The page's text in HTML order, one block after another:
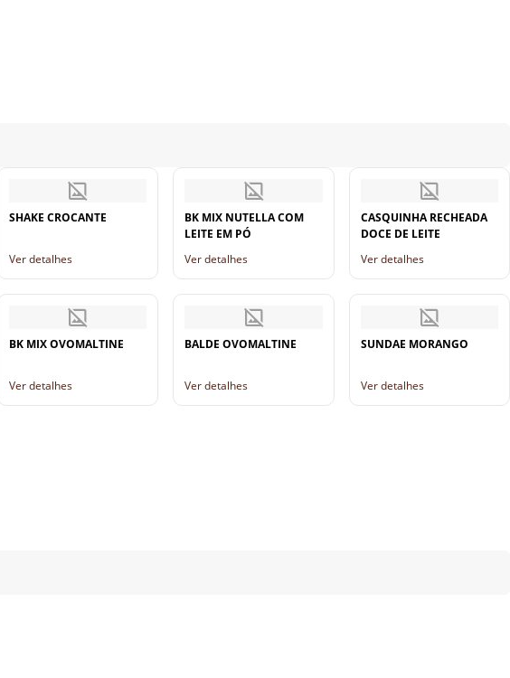
SHAKE CROCANTE
Ver detalhes
BK MIX NUTELLA COM
LEITE EM PÓ
Ver detalhes
CASQUINHA RECHEADA
DOCE DE LEITE
Ver detalhes
BK MIX OVOMALTINE
Ver detalhes
BALDE OVOMALTINE
Ver detalhes
SUNDAE MORANGO
Ver detalhes